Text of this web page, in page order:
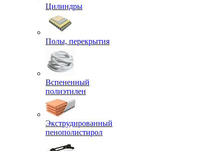
Цилиндры
Полы, перекрытия
Вспененный
полиэтилен
Экструдированный
пенополистирол